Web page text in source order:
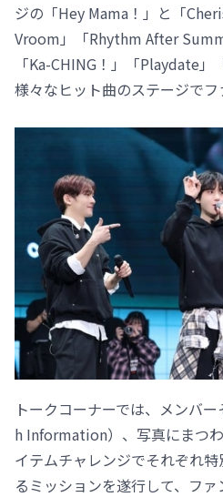
ジの「Hey Mama！」と「
Vroom」「Rhythm After
「Ka-CHING！」「Playdate」
様々なヒット曲のステージでフ
トークコーナーでは、メンバ
h Information）、写真にまつ
イテムチャレンジでそれぞれ
るミッションを遂行して、ファ